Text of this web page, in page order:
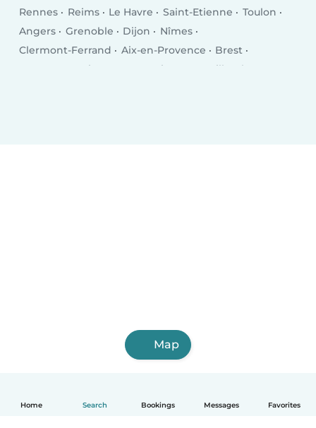
Home Search Bookings Messages Favorites
Rennes
Reims Le Havre Saint-Etienne
Toulon
Angers
Grenoble Dijon
Nîmes
Clermont-Ferrand
Aix-en-Provence
Brest
Amiens Limoges
Villeurbanne
Map